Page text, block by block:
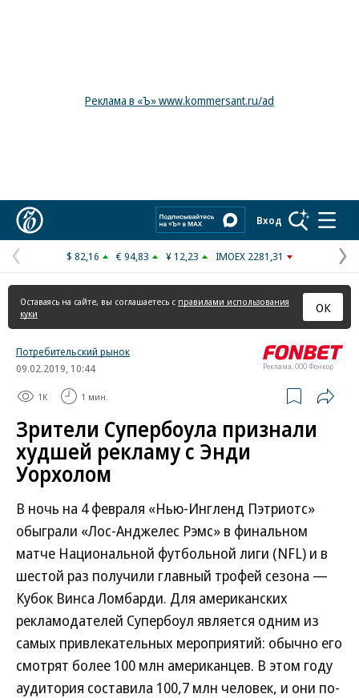
Реклама в «Ъ» www.kommersant.ru/ad
Вход
Предыдущая
страница
$ 82,16 € 94,83 ¥ 12,23 IMOEX 2281,31
Оставаясь на сайте, вы соглашаетесь с правилами использования
куки
ОК
Реклама, ООО Фонкор
Потребительский рынок
09.02.2019, 10:44
1K 1 мин.
Зрители Супербоула признали
худшей рекламу с Энди
Уорхолом
В ночь на 4 февраля «Нью-Ингленд Пэтриотс»
обыграли «Лос-Анджелес Рэмс» в финальном
матче Национальной футбольной лиги (NFL) и в
шестой раз получили главный трофей сезона —
Кубок Винса Ломбарди. Для американских
рекламодателей Супербоул является одним из
самых привлекательных мероприятий: обычно его
смотрят более 100 млн американцев. В этом году
аудитория составила 100,7 млн человек, и они по-